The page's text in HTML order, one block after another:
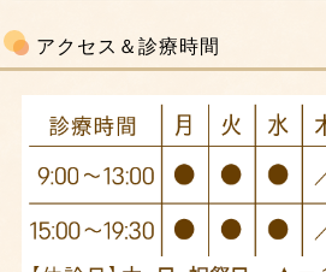
アクセス＆診療時間